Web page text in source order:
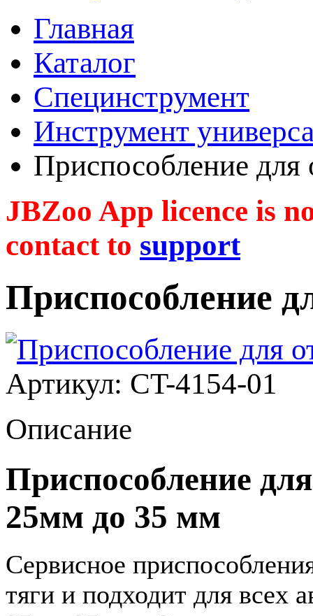
Главная
Каталог
Специнструмент
Инструмент
Приспособление для
JBZoo App licence is
contact to support
Приспособление
Артикул: CT-4154-01
Описание
Приспособление
25мм до 35 мм
Сервисное
тяги и подходит для всех